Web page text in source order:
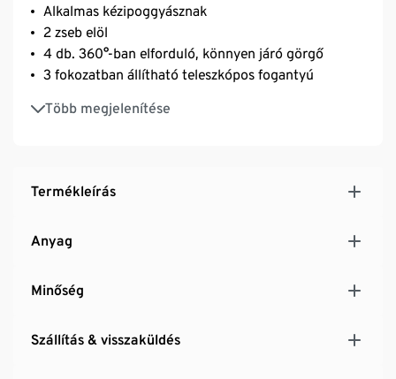
Alkalmas kézipoggyásznak
2 zseb elöl
4 db. 360°-ban elforduló, könnyen járó görgő
3 fokozatban állítható teleszkópos fogantyú
Több megjelenítése
Belül rugalmas keresztpántokkal és 2 cipzáras hálós
Termékleírás
Anyag
Minőség
Szállítás & visszaküldés